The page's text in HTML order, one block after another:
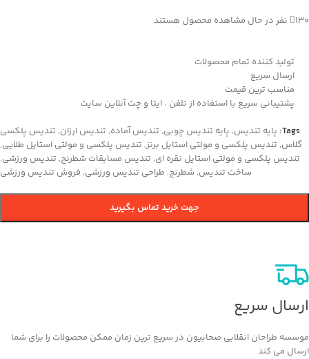
130 نفر در حال مشاهده محصول هستند
تولید کننده تمام محصولات
ارسال سریع
مناسب ترین قیمت
پشتیبانی سریع با استفاده از تلفن ، ایتا و چت آنلاین سایت
Tags: پایه تندیس, پایه تندیس چوبی, تندیس آماده, تندیس ارزان, تندیس پلکسی
گلاس, تندیس پلکسی و مولتی استایل برنز, تندیس پلکسی و مولتی استایل طلایی,
تندیس پلکسی و مولتی استایل نقره ای, تندیس مسابقات شطرنج, تندیس ورزشی,
ساخت تندیس, شطرنج, طراحی تندیس ورزشی, فروش تندیس ورزشی
جهت خرید تماس بگیرید
ارسال سریع
موسسه طراحان انقلابی صحابیون در سریع ترین زمان ممکن محصولات را برای شما
ارسال می کند